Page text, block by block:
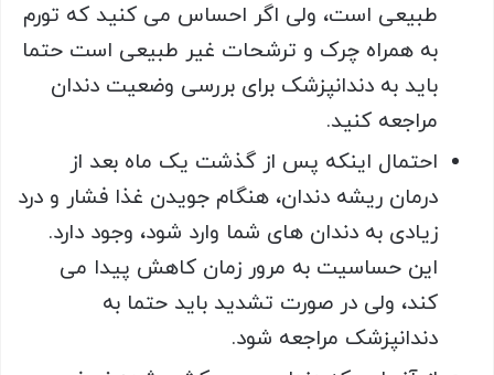
طبیعی است، ولی اگر احساس می کنید که تورم
به همراه چرک و ترشحات غیر طبیعی است حتما
باید به دندانپزشک برای بررسی وضعیت دندان
مراجعه کنید.
احتمال اینکه پس از گذشت یک ماه بعد از
درمان ریشه دندان، هنگام جویدن غذا فشار و درد
زیادی به دندان های شما وارد شود، وجود دارد.
این حساسیت به مرور زمان کاهش پیدا می
کند، ولی در صورت تشدید باید حتما به
دندانپزشک مراجعه شود.